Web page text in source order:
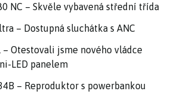
NC – Skvěle vybavená střední třída
– Dostupná sluchátka s ANC
– Otestovali jsme nového vládce
LED panelem
– Reproduktor s powerbankou